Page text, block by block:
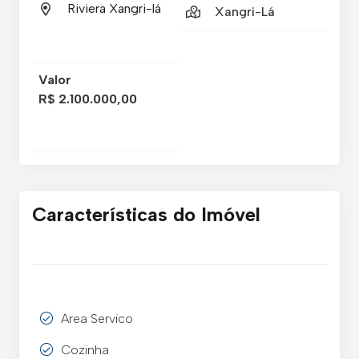
Riviera Xangri-lá
Xangri-Lá
Valor
R$ 2.100.000,00
Características do Imóvel
Area Servico
Cozinha